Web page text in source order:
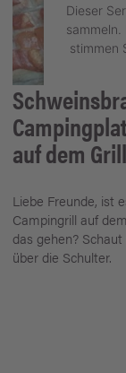
Dieser
stimmen
auf dem
Liebe Freunde, ist
Campingrill auf
das gehen?
über die Schulter.